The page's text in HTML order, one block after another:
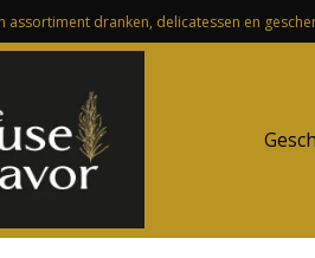
assortiment dranken, delicatessen en